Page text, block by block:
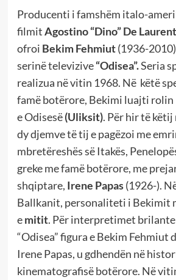
Producenti i famshëm italo-
filmitAgostino “Dino” De
ofroi Bekim Fehmiut (1936-
serinë televizive “Odisea”.Seria
realizua në vitin 1968. Në këtë
famë botërore, Bekimi luajti rolin
eOdisesë (Uliksit). Për hir të
dy djemve të tij e pagëzoi me
mbretëreshës së Itakës,
greke me famë botërore, me
shqiptare, Irene Papas (1926-).
Ballkanit, personaliteti i Bekimit
e mitit. Për interpretimet
“Odisea” figura e Bekim Fehmiut
Irene Papas, u gdhendën në
kinematografisë botërore. Në